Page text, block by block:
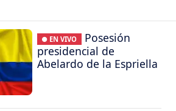
● EN VIVO
Posesión
presidencial de
Abelardo de la Espriella